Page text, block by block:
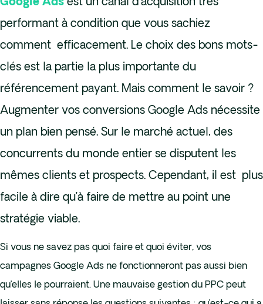
performant à condition que vous sachiez
comment efficacement. Le choix des bons mots-
clés est la partie la plus importante du
référencement payant. Mais comment le savoir ?
Augmenter vos conversions Google Ads nécessite
un plan bien pensé. Sur le marché actuel, des
concurrents du monde entier se disputent les
mêmes clients et prospects. Cependant, il est plus
facile à dire qu’à faire de mettre au point une
stratégie viable.
Si vous ne savez pas quoi faire et quoi éviter, vos
campagnes Google Ads ne fonctionneront pas aussi bien
qu’elles le pourraient. Une mauvaise gestion du PPC peut